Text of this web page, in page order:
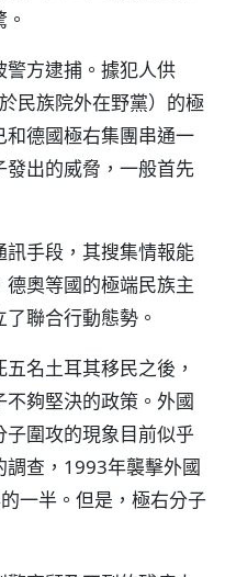
方逮捕。據犯人供
民族院外在野黨）的極
德國極右集團串通一
出的威脅，一般首先
手段，其搜集情報能
奧等國的極端民族主
聯合行動態勢。
名土耳其移民之後，
夠堅決的政策。外國
圍攻的現象目前似乎
調查，1993年襲擊外國
一半。但是，極右分子